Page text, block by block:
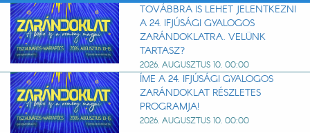
TOVÁBBRA IS LEHET JELENTKEZNI
A 24. IFJÚSÁGI GYALOGOS
ZARÁNDOKLATRA. VELÜNK
TARTASZ?
2026. AUGUSZTUS 10. 00:00
ÍME A 24. IFJÚSÁGI GYALOGOS
ZARÁNDOKLAT RÉSZLETES
PROGRAMJA!
2026. AUGUSZTUS 10. 00:00